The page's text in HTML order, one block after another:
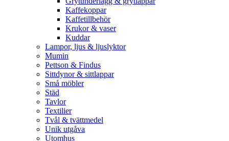
Kaffekoppar
Kaffetillbehör
Krukor & vaser
Kuddar
Lampor, ljus & ljuslyktor
Mumin
Pettson & Findus
Sittdynor & sittlappar
Små möbler
Städ
Tavlor
Textilier
Tvål & tvättmedel
Unik utgåva
Utomhus